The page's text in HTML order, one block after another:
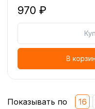
970 ₽
В
Показывать по 16